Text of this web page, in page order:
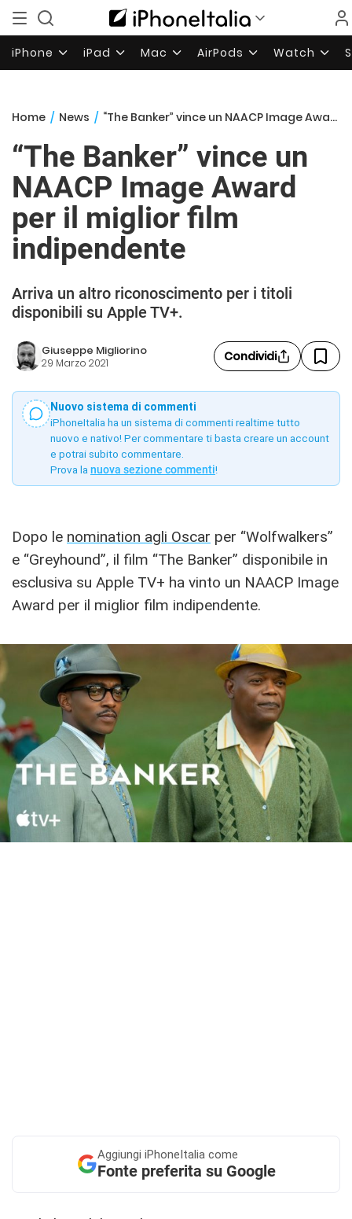
iPhone iPad Mac AirPods Watch
Home / News / “The Banker” vince un NAACP Image Award per il miglior film indipendente
“The Banker” vince un
NAACP Image Award
per il miglior film
indipendente
Arriva un altro riconoscimento per i titoli
disponibili su Apple TV+.
Giuseppe Migliorino
29 Marzo 2021 Condividi
Nuovo sistema di commenti
iPhoneItalia ha un sistema di commenti realtime tutto
nuovo e nativo! Per commentare ti basta creare un account
e potrai subito commentare.
Prova la nuova sezione commenti!
Dopo le nomination agli Oscar per “Wolfwalkers”
e “Greyhound”, il film “The Banker” disponibile in
esclusiva su Apple TV+ ha vinto un NAACP Image
Award per il miglior film indipendente.
Aggiungi iPhoneItalia come
Fonte preferita su Google